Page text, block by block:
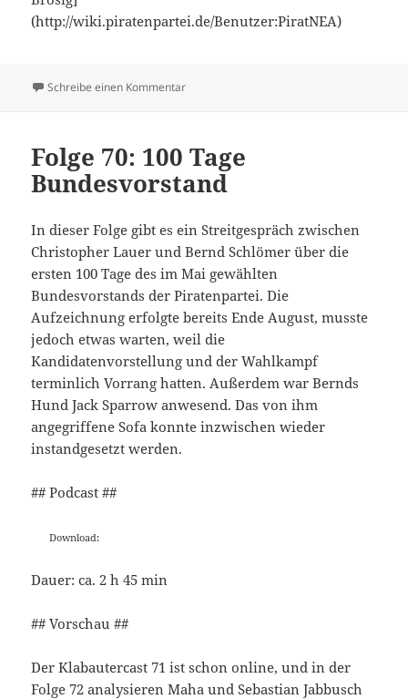
(http://wiki.piratenpartei.de/Benutzer:PiratNEA)
Schreibe einen Kommentarzu Folge 85: Parteiverwaltung
Folge 70: 100 Tage
Bundesvorstand
In dieser Folge gibt es ein Streitgespräch zwischen
Christopher Lauer und Bernd Schlömer über die
ersten 100 Tage des im Mai gewählten
Bundesvorstands der Piratenpartei. Die
Aufzeichnung erfolgte bereits Ende August, musste
jedoch etwas warten, weil die
Kandidatenvorstellung und der Wahlkampf
terminlich Vorrang hatten. Außerdem war Bernds
Hund Jack Sparrow anwesend. Das von ihm
angegriffene Sofa konnte inzwischen wieder
instandgesetzt werden.
## Podcast ##
Download:
Dauer: ca. 2 h 45 min
## Vorschau ##
Der Klabautercast 71 ist schon online, und in der
Folge 72 analysieren Maha und Sebastian Jabbusch